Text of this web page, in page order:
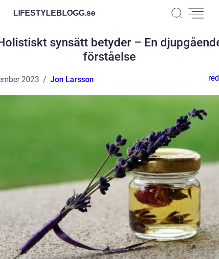
LIFESTYLEBLOGG.se
synsätt betyder – En
förståelse
2023 Jon Larsson